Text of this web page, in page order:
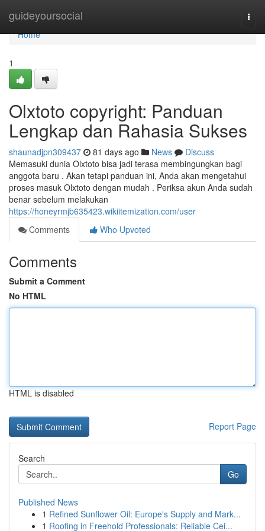
guideyoursocial
Home
Home
1
Olxtoto copyright: Panduan
Lengkap dan Rahasia Sukses
shaunadjpn309437 81 days ago News
Discuss
Memasuki dunia Olxtoto bisa jadi terasa membingungkan bagi
anggota baru . Akan tetapi panduan ini, Anda akan mengetahui
proses masuk Olxtoto dengan mudah . Periksa akun Anda sudah
benar sebelum melakukan
https://honeyrmjb635423.wikiitemization.com/user
Comments
Who Upvoted
Comments
Submit a Comment
No HTML
HTML is disabled
Report Page
Search
Go
Published News
1 Refined Sunflower Oil: Europe's Supply and Mark...
1 Roofing in Freehold Professionals: Reliable Cei...